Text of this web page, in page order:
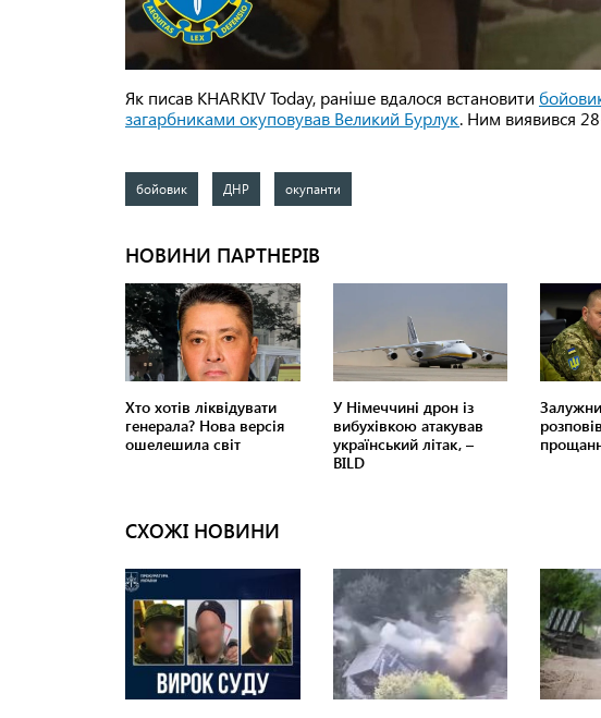
Як писав KHARKIV Today, раніше вдалося встановити
загарбниками окуповував Великий Бурлук. Ним виявився
бойовик ДНР окупанти
СХОЖІ НОВИНИ